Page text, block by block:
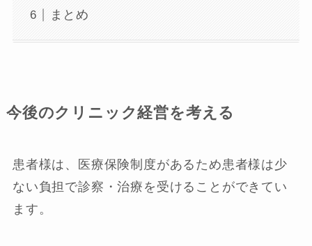
まとめ
今後のクリニック経営を考える
患者様は、医療保険制度があるため患者様は少
ない負担で診察・治療を受けることができてい
ます。